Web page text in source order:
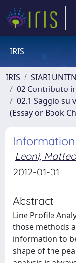
IRIS
IRIS
SIARI UNITN
02 Contributo
02.1 Saggio su
(Essay or Book
Leoni, Matteo
2012-01-01
Abstract
Line Profile
those methods
information to
shape of the